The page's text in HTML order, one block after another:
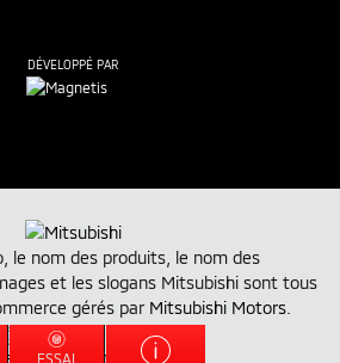
ESSAI
DÉVELOPPÉ PAR
le nom des produits, le nom des
et les slogans Mitsubishi sont tous
gérés par Mitsubishi Motors.